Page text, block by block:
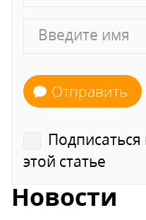
Отправить
этой статье
Новости